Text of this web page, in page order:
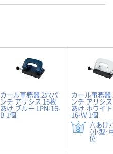
カール事務器 2穴パ
ンチ アリシス 16枚
あけ ブルー LPN-16-
B 1個
カール事務器
ンチ アリシ
あけ ホワイ
16-W 1個
穴あけ
（小型･
位